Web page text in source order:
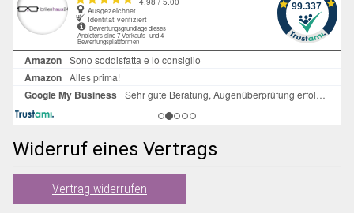
Widerruf eines Vertrags
Vertrag widerrufen